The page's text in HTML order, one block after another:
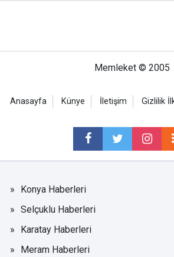
Memleket © 2005
Anasayfa Künye İletişim Gizlilik
Konya Haberleri
Selçuklu Haberleri
Karatay Haberleri
Meram Haberleri